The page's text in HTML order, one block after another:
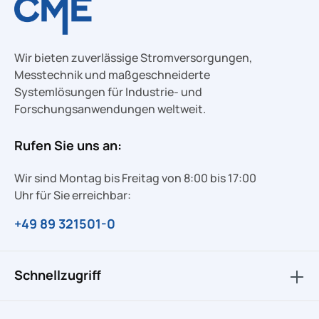
Wir bieten zuverlässige Stromversorgungen,
Messtechnik und maßgeschneiderte
Systemlösungen für Industrie- und
Forschungsanwendungen weltweit.
Rufen Sie uns an:
Wir sind Montag bis Freitag von 8:00 bis 17:00
Uhr für Sie erreichbar:
+49 89 321501-0
Schnellzugriff